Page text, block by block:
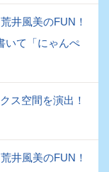
井風美のFUN！
いて「にゃんぺ
ス空間を演出！
井風美のFUN！